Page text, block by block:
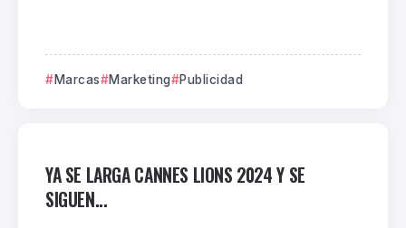
Marcas Marketing Publicidad
YA SE LARGA CANNES LIONS 2024 Y SE
SIGUEN...